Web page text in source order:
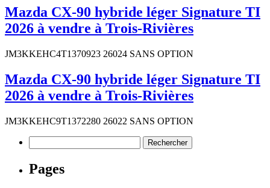
Mazda CX-90 hybride léger Signature TI
2026 à vendre à Trois-Rivières
JM3KKEHC4T1370923 26024 SANS OPTION
Mazda CX-90 hybride léger Signature TI
2026 à vendre à Trois-Rivières
JM3KKEHC9T1372280 26022 SANS OPTION
Pages